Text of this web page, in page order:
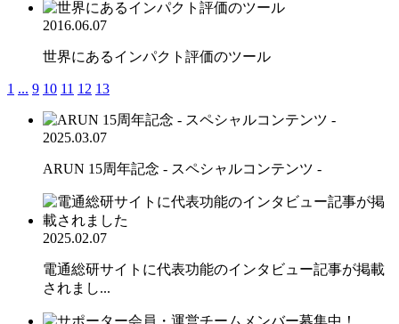
2016.06.07
世界にあるインパクト評価のツール
1 ... 9 10 11 12 13
2025.03.07
ARUN 15周年記念 - スペシャルコンテンツ -
2025.02.07
電通総研サイトに代表功能のインタビュー記事が掲載
されまし...